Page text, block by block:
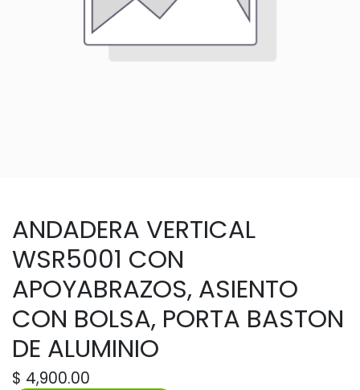
ANDADERA VERTICAL
WSR5001 CON
APOYABRAZOS, ASIENTO
CON BOLSA, PORTA BASTON
DE ALUMINIO
$ 4,900.00